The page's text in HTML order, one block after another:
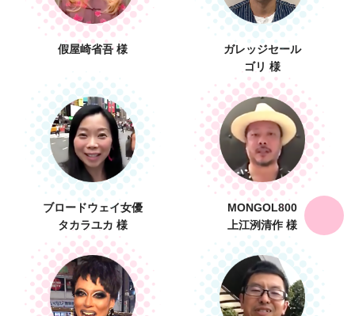
假屋崎省吾 様
ガレッジセール
ゴリ 様
ブロードウェイ女優
タカラユカ 様
MONGOL800
上江洌清作 様